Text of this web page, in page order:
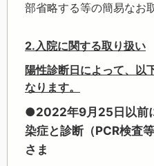
部省略する等の簡易なお
2.入院に関する取り扱い
陽性診断日によって、以
なります。
●2022年9月25日以前
染症と診断（PCR検査
さま